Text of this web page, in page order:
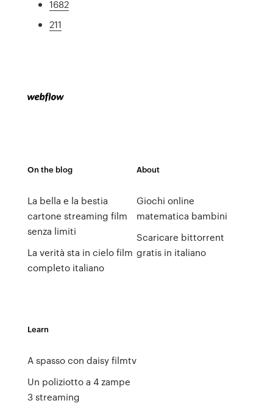
1682
211
On the blog
La bella e la bestia
cartone streaming film
senza limiti
La verità sta in cielo film
completo italiano
About
Giochi online
matematica bambini
Scaricare bittorrent
gratis in italiano
Learn
A spasso con daisy filmtv
Un poliziotto a 4 zampe
3 streaming